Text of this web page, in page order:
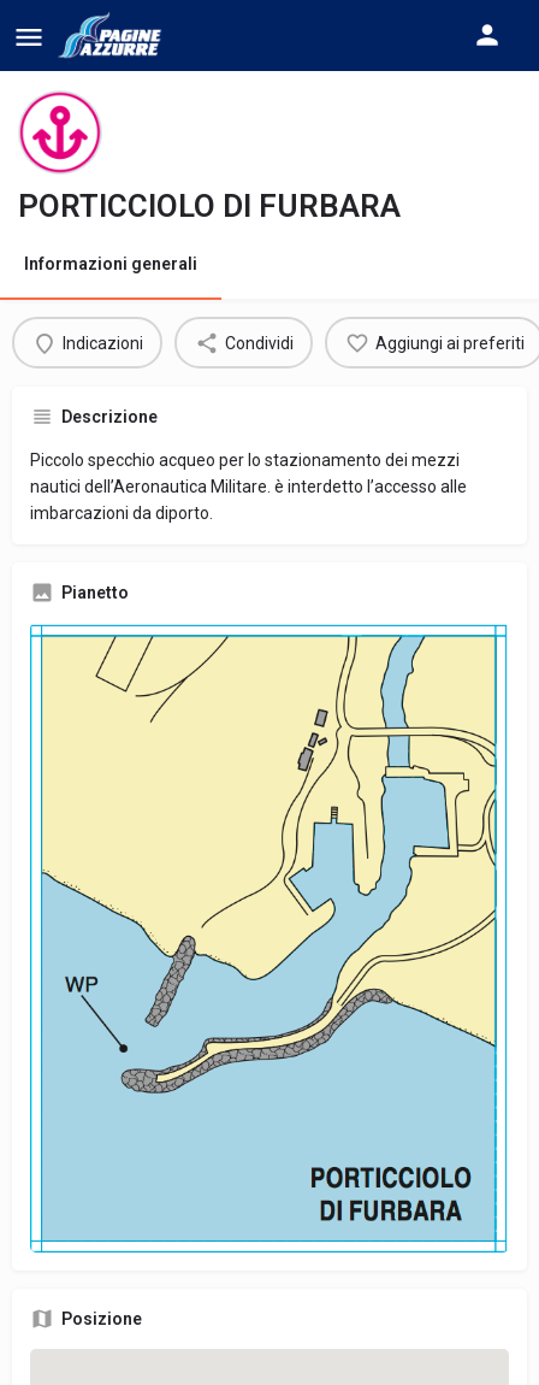
PORTICCIOLO DI FURBARA
Informazioni generali
Indicazioni Condividi Aggiungi ai preferiti
Descrizione
Piccolo specchio acqueo per lo stazionamento dei mezzi
nautici dell’Aeronautica Militare. è interdetto l’accesso alle
imbarcazioni da diporto.
Pianetto
Posizione